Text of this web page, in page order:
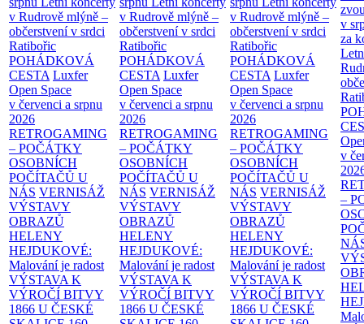
v Rudrově mlýně –
občerstvení v srdci
Ratibořic
POHÁDKOVÁ
CESTA Luxfer
Open Space
v červenci a srpnu
2026
RETROGAMING
– POČÁTKY
OSOBNÍCH
POČÍTAČŮ U
NÁS VERNISÁŽ
VÝSTAVY
OBRAZŮ
HELENY
HEJDUKOVÉ:
Malování je radost
VÝSTAVA K
VÝROČÍ BITVY
1866 U ČESKÉ
v Rudrově mlýně –
občerstvení v srdci
Ratibořic
POHÁDKOVÁ
CESTA Luxfer
Open Space
v červenci a srpnu
2026
RETROGAMING
– POČÁTKY
OSOBNÍCH
POČÍTAČŮ U
NÁS VERNISÁŽ
VÝSTAVY
OBRAZŮ
HELENY
HEJDUKOVÉ:
Malování je radost
VÝSTAVA K
VÝROČÍ BITVY
1866 U ČESKÉ
v Rudrově mlýně –
občerstvení v srdci
Ratibořic
POHÁDKOVÁ
CESTA Luxfer
Open Space
v červenci a srpnu
2026
RETROGAMING
– POČÁTKY
OSOBNÍCH
POČÍTAČŮ U
NÁS VERNISÁŽ
VÝSTAVY
OBRAZŮ
HELENY
HEJDUKOVÉ:
Malování je radost
VÝSTAVA K
VÝROČÍ BITVY
1866 U ČESKÉ
v
za
v
–